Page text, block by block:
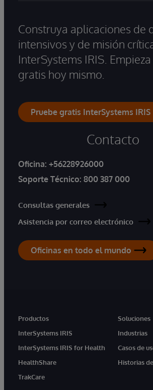
Construya aplicaciones de
intensivos y de misión
InterSystems IRIS.
gratis hoy mismo.
Pruebe gratis InterSystems IRIS
Contacto
Oficina: +56228926000
Soporte Técnico: 800 387 000
Consultas generales
Asistencia por correo electrónico
Oficinas en todo el mundo
Productos
InterSystems IRIS
InterSystems IRIS for Health
HealthShare
TrakCare
Soluciones
Industrias
Casos de
Historias